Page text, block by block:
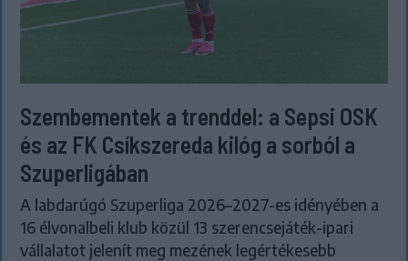
Szembementek a trenddel: a Sepsi OSK
és az FK Csíkszereda kilóg a sorból a
Szuperligában
A labdarúgó Szuperliga 2026–2027-es idényében a
16 élvonalbeli klub közül 13 szerencsejáték-ipari
vállalatot jelenít meg mezének legértékesebb